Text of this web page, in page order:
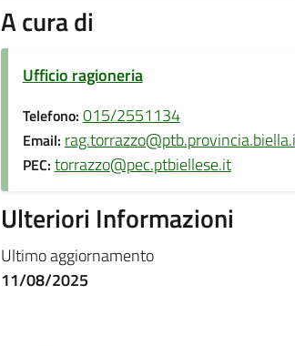
A cura di
Ufficio ragioneria
Telefono: 015/2551134
Email:
PEC: torrazzo@pec.ptbiellese.it
Ulteriori Informazioni
Ultimo aggiornamento
11/08/2025